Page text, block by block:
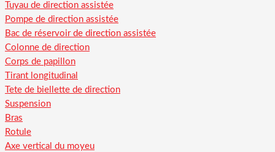
Tuyau de direction assistée
Pompe de direction assistée
Bac de réservoir de direction assistée
Colonne de direction
Corps de papillon
Tirant longitudinal
Tete de biellette de direction
Suspension
Bras
Rotule
Axe vertical du moyeu